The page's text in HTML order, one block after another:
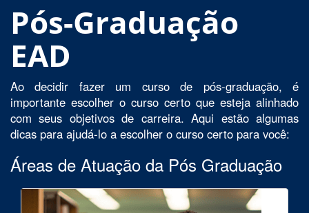
Pós-Graduação
EAD
Ao decidir fazer um curso de pós-graduação, é
importante escolher o curso certo que esteja alinhado
com seus objetivos de carreira. Aqui estão algumas
dicas para ajudá-lo a escolher o curso certo para você:
Áreas de Atuação da Pós Graduação